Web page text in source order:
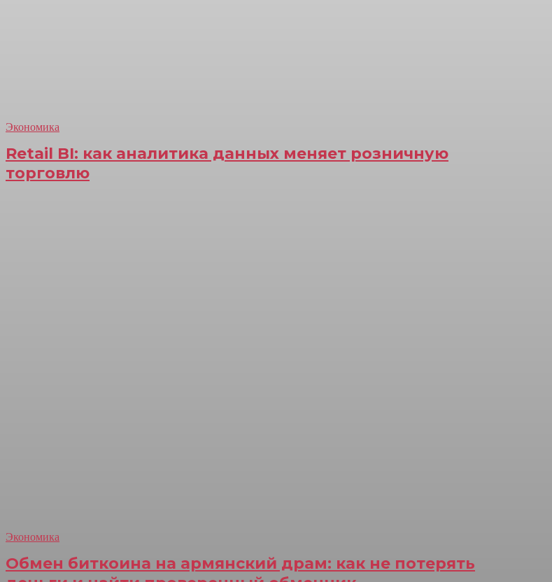
Экономика
Retail BI: как аналитика данных меняет розничную
торговлю
Экономика
Обмен биткоина на армянский драм: как не потерять